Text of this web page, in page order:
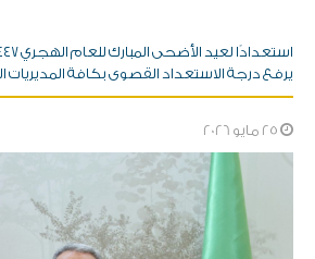
يرفع درجة الاستعداد القصوى بكافة المديريات